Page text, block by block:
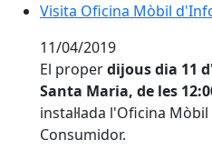
Visita Oficina Mòbil
11/04/2019
El properdijous dia 11
Santa Maria, de les
instal·lada l'Oficina
Consumidor.